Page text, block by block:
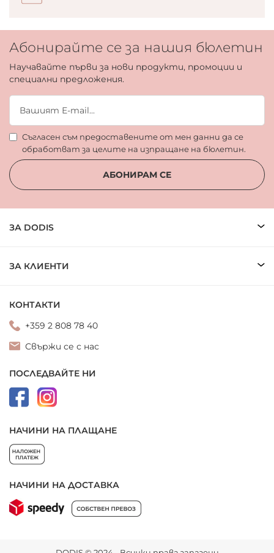
Абонирайте се за нашия бюлетин
Научавайте първи за нови продукти, промоции и
специални предложения.
Съгласен съм предоставените от мен данни да се
обработват за целите на изпращане на бюлетин.
АБОНИРАМ СЕ
ЗА DODIS
ЗА КЛИЕНТИ
КОНТАКТИ
+359 2 808 78 40
Свържи се с нас
ПОСЛЕДВАЙТЕ НИ
НАЧИНИ НА ПЛАЩАНЕ
НАЧИНИ НА ДОСТАВКА